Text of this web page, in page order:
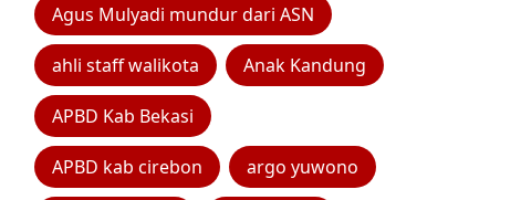
Agus Mulyadi mundur dari ASN
ahli staff walikota Anak Kandung
APBD Kab Bekasi
APBD kab cirebon argo yuwono